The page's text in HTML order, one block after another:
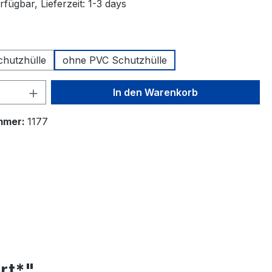
Lieferzeit: 1-3 days
ohne PVC Schutzhülle
Anzahl: Gib den gewünschten Wert
In den Warenkorb
1177